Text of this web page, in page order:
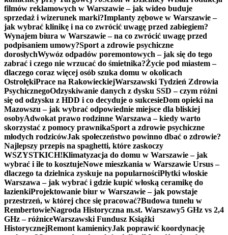
filmów reklamowych w Warszawie – jak wideo buduje
sprzedaż i wizerunek marki?Implanty zębowe w Warszawie –
jak wybrać klinikę i na co zwrócić uwagę przed zabiegiem?
Wynajem biura w Warszawie – na co zwrócić uwagę przed
podpisaniem umowy?Sport a zdrowie psychiczne
dorosłychWywóz odpadów poremontowych – jak się do tego
zabrać i czego nie wrzucać do śmietnika?Życie pod miastem –
dlaczego coraz więcej osób szuka domu w okolicach
OstrołękiPrace na RakowieckiejWarszawski Tydzień Zdrowia
PsychicznegoOdzyskiwanie danych z dysku SSD – czym różni
się od odzysku z HDD i co decyduje o sukcesieDom opieki na
Mazowszu – jak wybrać odpowiednie miejsce dla bliskiej
osobyAdwokat prawo rodzinne Warszawa – kiedy warto
skorzystać z pomocy prawnikaSport a zdrowie psychiczne
młodych rodzicówJak społeczeństwo powinno dbać o zdrowie?
Najlepszy przepis na spaghetti, które zaskoczy
WSZYSTKICH!Klimatyzacja do domu w Warszawie – jak
wybrać i ile to kosztujeNowe mieszkania w Warszawie Ursus –
dlaczego ta dzielnica zyskuje na popularnościPłytki włoskie
Warszawa – jak wybrać i gdzie kupić włoską ceramikę do
łazienkiProjektowanie biur w Warszawie – jak powstaje
przestrzeń, w której chce się pracować?Budowa tunelu w
RembertowieNagroda Historyczna m.st. Warszawy5 GHz vs 2,4
GHz – różniceWarszawski Fundusz Książki
HistorycznejRemont kamienicyJak poprawić koordynację